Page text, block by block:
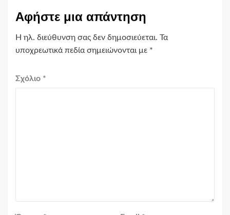
Αφήστε μια απάντηση
Η ηλ. διεύθυνση σας δεν δημοσιεύεται. Τα
υποχρεωτικά πεδία σημειώνονται με *
Σχόλιο *